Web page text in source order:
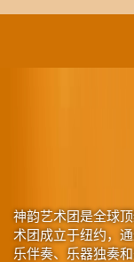
神韵艺术团是全球
术团成立于纽约，
乐伴奏、乐器独奏